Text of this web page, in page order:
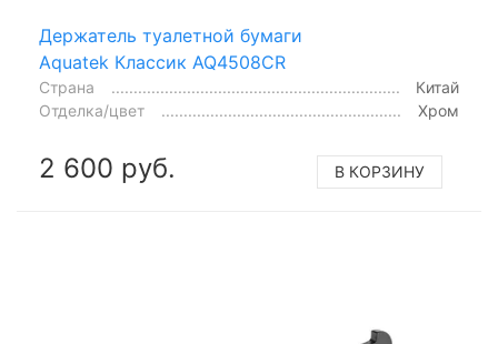
Держатель туалетной бумаги
Aquatek Классик AQ4508CR
Страна
Китай
Отделка/цвет
Хром
2 600 руб. В КОРЗИНУ